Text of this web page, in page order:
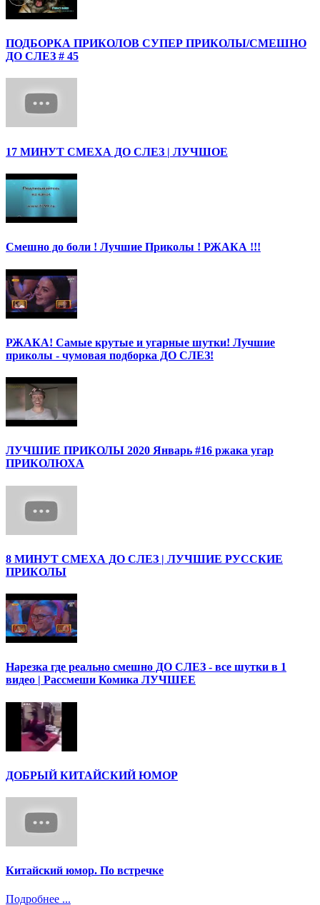
ПОДБОРКА ПРИКОЛОВ СУПЕР ПРИКОЛЫ/СМЕШНО
ДО СЛЕЗ # 45
17 МИНУТ СМЕХА ДО СЛЕЗ | ЛУЧШОЕ
Смешно до боли ! Лучшие Приколы ! РЖАКА !!!
РЖАКА! Самые крутые и угарные шутки! Лучшие
приколы - чумовая подборка ДО СЛЕЗ!
ЛУЧШИЕ ПРИКОЛЫ 2020 Январь #16 ржака угар
ПРИКОЛЮХА
8 МИНУТ СМЕХА ДО СЛЕЗ | ЛУЧШИЕ РУССКИЕ
ПРИКОЛЫ
Нарезка где реально смешно ДО СЛЕЗ - все шутки в 1
видео | Рассмеши Комика ЛУЧШЕЕ
ДОБРЫЙ КИТАЙСКИЙ ЮМОР
Китайский юмор. По встречке
Подробнее ...